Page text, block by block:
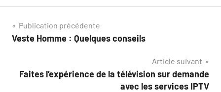
Navigation
de
Publication précédente
Veste Homme : Quelques conseils
Article suivant
Faites l’expérience de la télévision sur demande
avec les services IPTV